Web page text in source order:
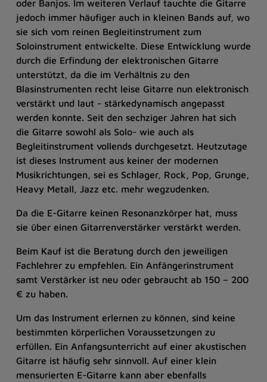
oder Banjos. Im weiteren Verlauf tauchte die Gitarre
jedoch immer häufiger auch in kleinen Bands auf, wo
sie sich vom reinen Begleitinstrument zum
Soloinstrument entwickelte. Diese Entwicklung wurde
durch die Erfindung der elektronischen Gitarre
unterstützt, da die im Verhältnis zu den
Blasinstrumenten recht leise Gitarre nun elektronisch
verstärkt und laut - stärkedynamisch angepasst
werden konnte. Seit den sechziger Jahren hat sich
die Gitarre sowohl als Solo- wie auch als
Begleitinstrument vollends durchgesetzt. Heutzutage
ist dieses Instrument aus keiner der modernen
Musikrichtungen, sei es Schlager, Rock, Pop, Grunge,
Heavy Metall, Jazz etc. mehr wegzudenken.
Da die E-Gitarre keinen Resonanzkörper hat, muss
sie über einen Gitarrenverstärker verstärkt werden.
Beim Kauf ist die Beratung durch den jeweiligen
Fachlehrer zu empfehlen. Ein Anfängerinstrument
samt Verstärker ist neu oder gebraucht ab 150 – 200
€ zu haben.
Um das Instrument erlernen zu können, sind keine
bestimmten körperlichen Voraussetzungen zu
erfüllen. Ein Anfangsunterricht auf einer akustischen
Gitarre ist häufig sehr sinnvoll. Auf einer klein
mensurierten E-Gitarre kann aber ebenfalls